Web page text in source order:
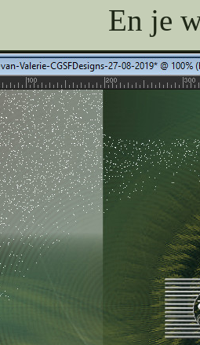
En je